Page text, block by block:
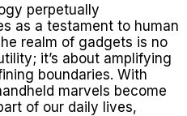
perpetually
as a testament to human
realm of gadgets is no
it’s about amplifying
boundaries. With
marvels become
of our daily lives,